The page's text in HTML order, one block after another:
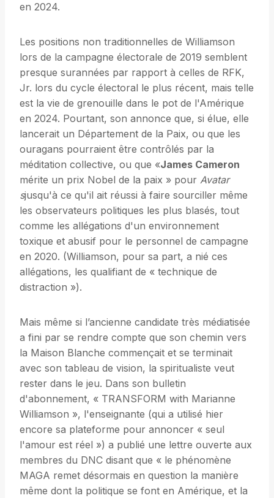
en 2024.
Les positions non traditionnelles de Williamson
lors de la campagne électorale de 2019 semblent
presque surannées par rapport à celles de RFK,
Jr. lors du cycle électoral le plus récent, mais telle
est la vie de grenouille dans le pot de l'Amérique
en 2024. Pourtant, son annonce que, si élue, elle
lancerait un Département de la Paix, ou que les
ouragans pourraient être contrôlés par la
méditation collective, ou que «James Cameron
mérite un prix Nobel de la paix » pour Avatar
sjusqu'à ce qu'il ait réussi à faire sourciller même
les observateurs politiques les plus blasés, tout
comme les allégations d'un environnement
toxique et abusif pour le personnel de campagne
en 2020. (Williamson, pour sa part, a nié ces
allégations, les qualifiant de « technique de
distraction »).
Mais même si l’ancienne candidate très médiatisée
a fini par se rendre compte que son chemin vers
la Maison Blanche commençait et se terminait
avec son tableau de vision, la spiritualiste veut
rester dans le jeu. Dans son bulletin
d'abonnement, « TRANSFORM with Marianne
Williamson », l'enseignante (qui a utilisé hier
encore sa plateforme pour annoncer « seul
l'amour est réel ») a publié une lettre ouverte aux
membres du DNC disant que « le phénomène
MAGA remet désormais en question la manière
même dont la politique se font en Amérique, et la